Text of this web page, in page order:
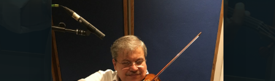
PROGRAMAÇÃO
PROGRAMAS